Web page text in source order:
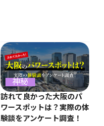
神秘
訪れて良かった大阪のパ
ワースポットは？実際の体
験談をアンケート調査！